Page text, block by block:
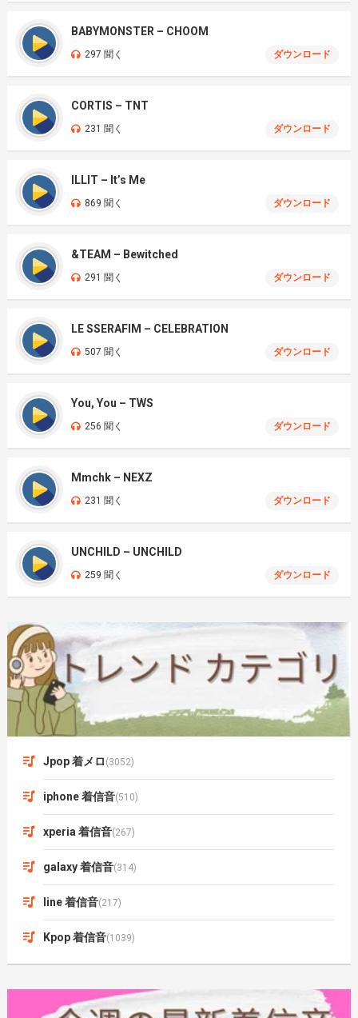
BABYMONSTER – CHOOM
297 聞く ダウンロード
CORTIS – TNT
231 聞く ダウンロード
ILLIT – It’s Me
869 聞く ダウンロード
&TEAM – Bewitched
291 聞く ダウンロード
LE SSERAFIM – CELEBRATION
507 聞く ダウンロード
You, You – TWS
256 聞く ダウンロード
Mmchk – NEXZ
231 聞く ダウンロード
UNCHILD – UNCHILD
259 聞く ダウンロード
Jpop 着メロ (3052)
iphone 着信音(510)
xperia 着信音(267)
galaxy 着信音(314)
line 着信音(217)
Kpop 着信音(1039)